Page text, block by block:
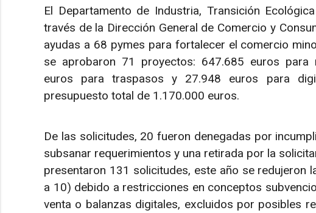
El Departamento de Industria, Transición
través de la Dirección General de Comercio y
ayudas a 68 pymes para fortalecer el comercio
se aprobaron 71 proyectos: 647.685 euros para
euros para traspasos y 27.948 euros para
presupuesto total de 1.170.000 euros.
De las solicitudes, 20 fueron denegadas por
subsanar requerimientos y una retirada por la
presentaron 131 solicitudes, este año se redujeron
a 10) debido a restricciones en conceptos
venta o balanzas digitales, excluidos por posibles